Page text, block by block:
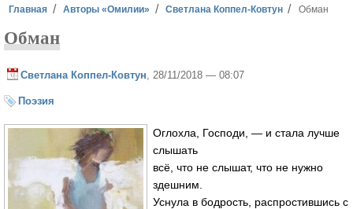
Вы здесь
Главная Авторы «Омилии» Светлана Коппел-Ковтун Обман
Обман
Светлана Коппел-Ковтун , 28/11/2018 — 08:07
Поэзия
Оглохла, Господи, — и стала лучше
слышать
всё, что не слышат, что не нужно
здешним.
Уснула в бодрость, распростившись с